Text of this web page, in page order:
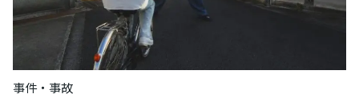
事件・事故